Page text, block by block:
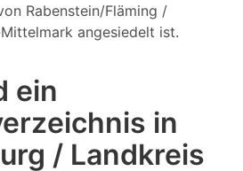
Rabenstein/Fläming /
angesiedelt ist.
ein
in
/ Landkreis